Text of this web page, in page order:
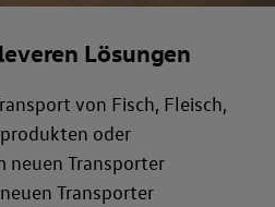
Lösungen
von Fisch, Fleisch,
oder
neuen Transporter
Transporter